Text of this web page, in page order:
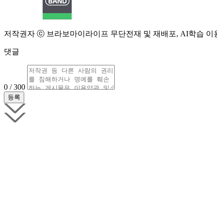
저작권자 ⓒ 브라보마이라이프 무단전재 및 재배포, AI학습 이
댓글
0 / 300